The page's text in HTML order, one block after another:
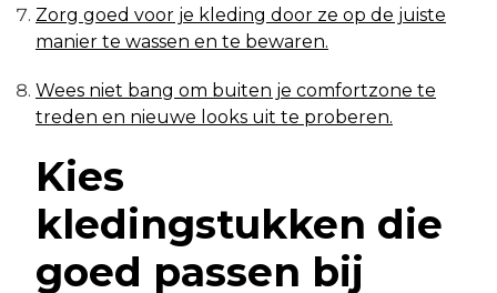
Zorg goed voor je kleding door ze op de juiste
manier te wassen en te bewaren.
Wees niet bang om buiten je comfortzone te
treden en nieuwe looks uit te proberen.
Kies
kledingstukken die
goed passen bij